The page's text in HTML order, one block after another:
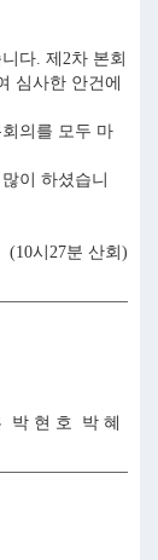
다. 제2차 본회
심사한 안건에
의를 모두 마
이 하셨습니
(10시27분 산회)
현 호 박 혜